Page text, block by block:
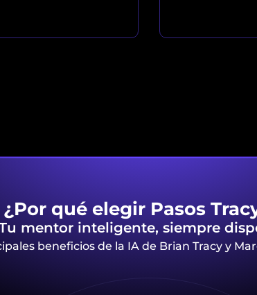
¿Por qué elegir Pasos
mentor inteligente, siempre
beneficios de la IA de Brian Tracy y